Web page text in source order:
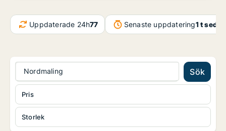
Uppdaterade 24h77 Senaste uppdatering1 t sedan
Nordmaling Sök
Storlek
Pris